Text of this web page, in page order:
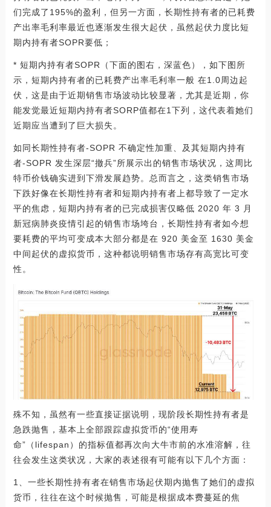
们完成了195%的盈利，但另一方面，长期性持有者的已耗费
产出率毛利率最近也逐渐发生很大起伏，虽然起伏力度比短
期内持有者SOPR要低；
* 短期内持有者SOPR（下面的图右，深蓝色），如下图所
示，短期内持有者的已耗费产出率毛利率一般 在1.0周边起
伏，这是由于近期销售市场波动比较显著，尤其是近期，你
能发觉最近短期内持有者SORP值都在1下列，这代表着她们
近期应当遭到了巨大损失。
如同长期性持有者-SOPR 不确定性加重、及其短期内持有
者-SOPR 发生深层“撤兵”所展示出的销售市场状况，这周比
特币价钱确实进到下滑发展趋势。总而言之，这类销售市场
下跌好像在长期性持有者和短期内持有者上都导致了一定水
平的焦虑，短期内持有者的已完成损害仅略低 2020 年 3 月
新冠病肺炎疫情引起的销售市场垮台，长期性持有者如今想
要耗费的平均可变成本大部分都是在 920 美金至 1630 美金
中间起伏的虚拟货币，这种都说明销售市场存有高宽比可变
性。
殊不知，虽然有一些直接证据说明，现阶段长期性持有者是
急跌抛售，基本上全部跟踪虚拟货币的“使用寿
命”（lifespan）的指标值都再次向大牛市前的水准溶解，往
往会发生这类状况，大家的表述很有可能有以下几个方面：
1、一些长期性持有者在销售市场起伏期内抛售了她们的虚拟
货币，往往在这个时候抛售，可能是根据成本费蔓延的焦